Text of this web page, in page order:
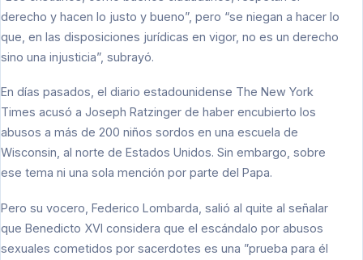
derecho y hacen lo justo y bueno”, pero “se niegan a hacer lo
que, en las disposiciones jurídicas en vigor, no es un derecho
sino una injusticia”, subrayó.
En días pasados, el diario estadounidense The New York
Times acusó a Joseph Ratzinger de haber encubierto los
abusos a más de 200 niños sordos en una escuela de
Wisconsin, al norte de Estados Unidos. Sin embargo, sobre
ese tema ni una sola mención por parte del Papa.
Pero su vocero, Federico Lombarda, salió al quite al señalar
que Benedicto XVI considera que el escándalo por abusos
sexuales cometidos por sacerdotes es una ”prueba para él